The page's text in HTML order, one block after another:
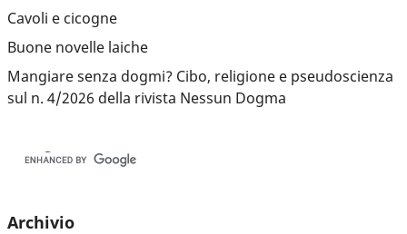
Cavoli e cicogne
Buone novelle laiche
Mangiare senza dogmi? Cibo, religione e pseudoscienza
sul n. 4/2026 della rivista Nessun Dogma
Archivio